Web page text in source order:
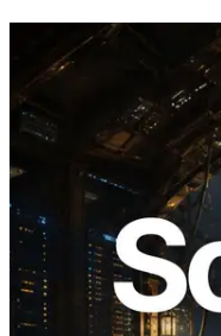
2026.08.05